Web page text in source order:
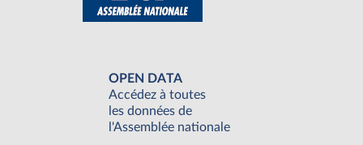
OPEN DATA
Accédez à toutes
les données de
l'Assemblée nationale